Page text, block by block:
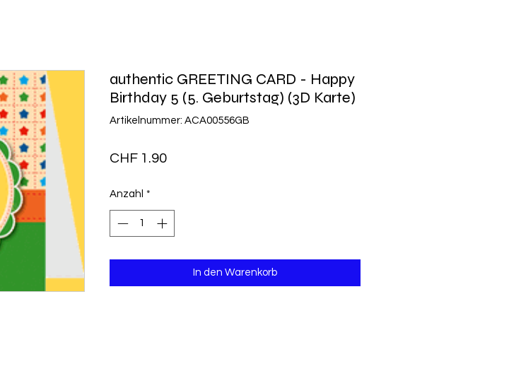
authentic GREETING CARD - Happy
Birthday 5 (5. Geburtstag) (3D Karte)
Artikelnummer: ACA00556GB
CHF 1.90Preis
Anzahl *
In den Warenkorb